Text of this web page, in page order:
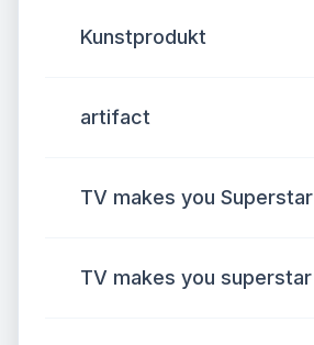
Kunstprodukt
artifact
TV makes you Superstar
TV makes you superstar